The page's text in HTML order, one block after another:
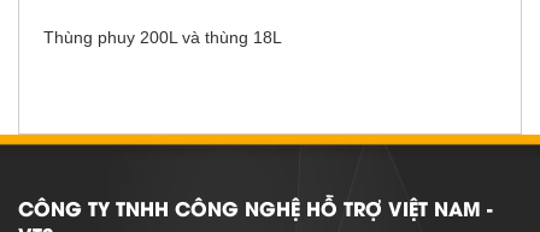
Thùng phuy 200L và thùng 18L
CÔNG TY TNHH CÔNG NGHỆ HỖ TRỢ VIỆT NAM -